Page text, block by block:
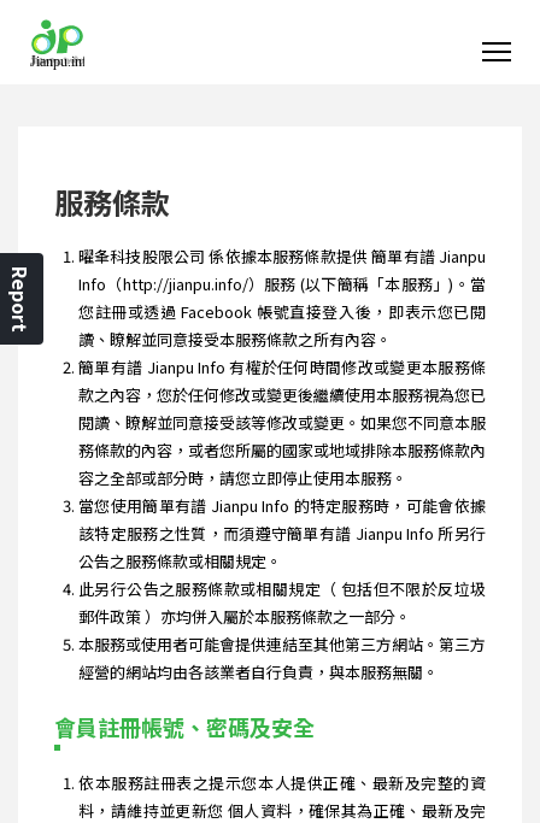
服務條款
曜夆科技股限公司 係依據本服務條款提供 簡單有譜 Jianpu
Info（http://jianpu.info/）服務 (以下簡稱「本服務」)。當
您註冊或透過 Facebook 帳號直接登入後，即表示您已閱
讀、瞭解並同意接受本服務條款之所有內容。
簡單有譜 Jianpu Info 有權於任何時間修改或變更本服務條
款之內容，您於任何修改或變更後繼續使用本服務視為您已
閱讀、瞭解並同意接受該等修改或變更。如果您不同意本服
務條款的內容，或者您所屬的國家或地域排除本服務條款內
容之全部或部分時，請您立即停止使用本服務。
當您使用簡單有譜 Jianpu Info 的特定服務時，可能會依據
該特定服務之性質，而須遵守簡單有譜 Jianpu Info 所另行
公告之服務條款或相關規定。
此另行公告之服務條款或相關規定（ 包括但不限於反垃圾
郵件政策 ）亦均併入屬於本服務條款之一部分。
本服務或使用者可能會提供連結至其他第三方網站。第三方
經營的網站均由各該業者自行負責，與本服務無關。
會員註冊帳號、密碼及安全
依本服務註冊表之提示您本人提供正確、最新及完整的資
料，請維持並更新您 個人資料，確保其為正確、最新及完
Report